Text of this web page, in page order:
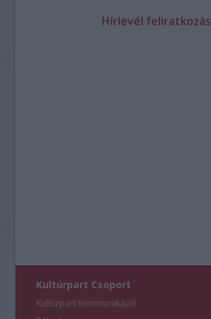
Hírlevél feliratkozás
Kultúrpart Csoport
Kultúrpart Kommunikáció